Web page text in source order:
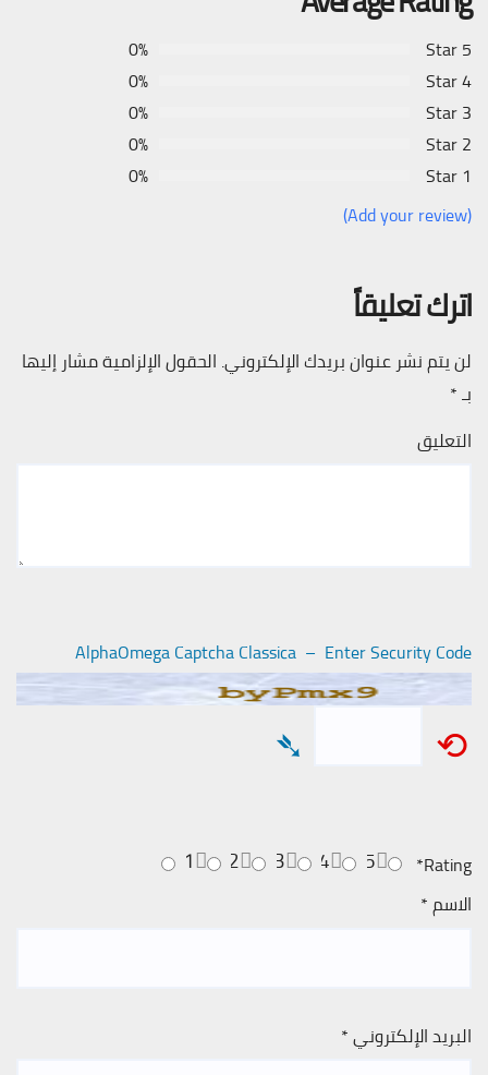
5 Star
0%
4 Star
0%
3 Star
0%
2 Star
0%
1 Star
0%
(Add your review)
اترك تعليقاً
لن يتم نشر عنوان بريدك الإلكتروني. الحقول الإلزامية مشار إليها
بـ*
التعليق
AlphaOmega Captcha Classica – Enter Security Code
⟲
➴
Rating
*
5
4
3
2
1
الاسم*
البريد الإلكتروني*